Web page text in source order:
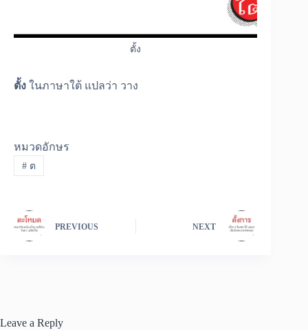
ตั้ง
ตั้ง ในภาษาใต้ แปลว่า วาง
หมวดอักษร
#ต
PREVIOUS NEXT
Leave a Reply